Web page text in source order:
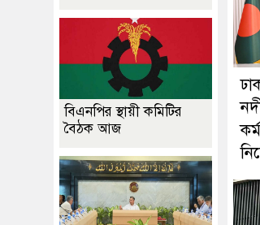
বিএনপির স্থায়ী কমিটির
বৈঠক আজ